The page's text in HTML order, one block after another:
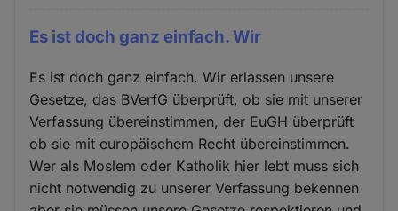
Es ist doch ganz einfach. Wir
Es ist doch ganz einfach. Wir erlassen unsere
Gesetze, das BVerfG überprüft, ob sie mit unserer
Verfassung übereinstimmen, der EuGH überprüft
ob sie mit europäischem Recht übereinstimmen.
Wer als Moslem oder Katholik hier lebt muss sich
nicht notwendig zu unserer Verfassung bekennen